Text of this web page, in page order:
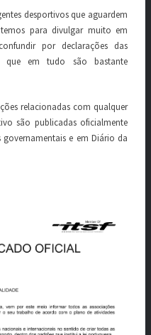
desportivos que aguardem
para divulgar muito em
por declarações das
que em tudo são bastante
relacionadas com qualquer
são publicadas oficialmente
governamentais e em Diário da